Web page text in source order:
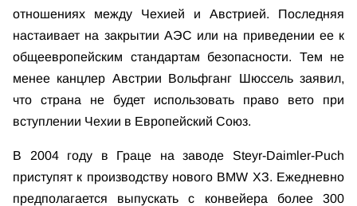
отношениях между Чехией и Австрией. Последняя
настаивает на закрытии АЭС или на приведении ее к
общеевропейским стандартам безопасности. Тем не
менее канцлер Австрии Вольфганг Шюссель заявил,
что страна не будет использовать право вето при
вступлении Чехии в Европейский Союз.
В 2004 году в Граце на заводе Steyr-Daimler-Puch
приступят к производству нового BMW ХЗ. Ежедневно
предполагается выпускать с конвейера более 300